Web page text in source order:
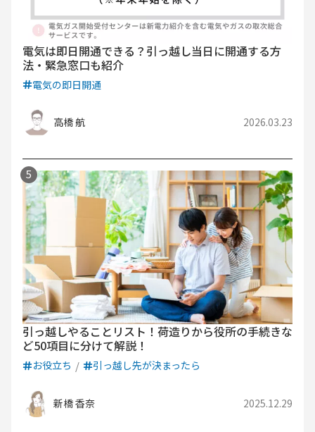
電気は即日開通できる？引っ越し当日に開通する方
法・緊急窓口も紹介
電気の即日開通
高橋 航 2026.03.23
引っ越しやることリスト！荷造りから役所の手続きな
ど50項目に分けて解説！
お役立ち 引っ越し先が決まったら
新橋 香奈 2025.12.29